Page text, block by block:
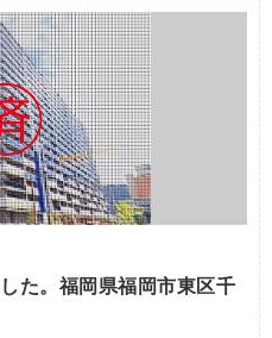
た。福岡県福岡市東区千